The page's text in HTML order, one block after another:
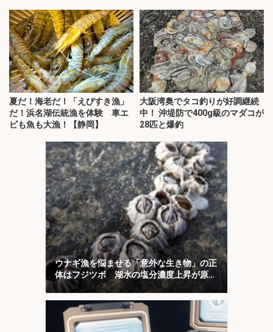
夏だ！海老だ！「えびすき漁」
だ！浜名湖伝統漁を体験 車エ
ビも魚も大漁！【静岡】
大阪湾奥でタコ釣りが好調継続
中！ 沖堤防で400g級のマダコが
28匹と爆釣
ウナギ漁を悩ませる「意外な生き物」の正
体はフジツボ 湖水の塩分濃度上昇が原因
か